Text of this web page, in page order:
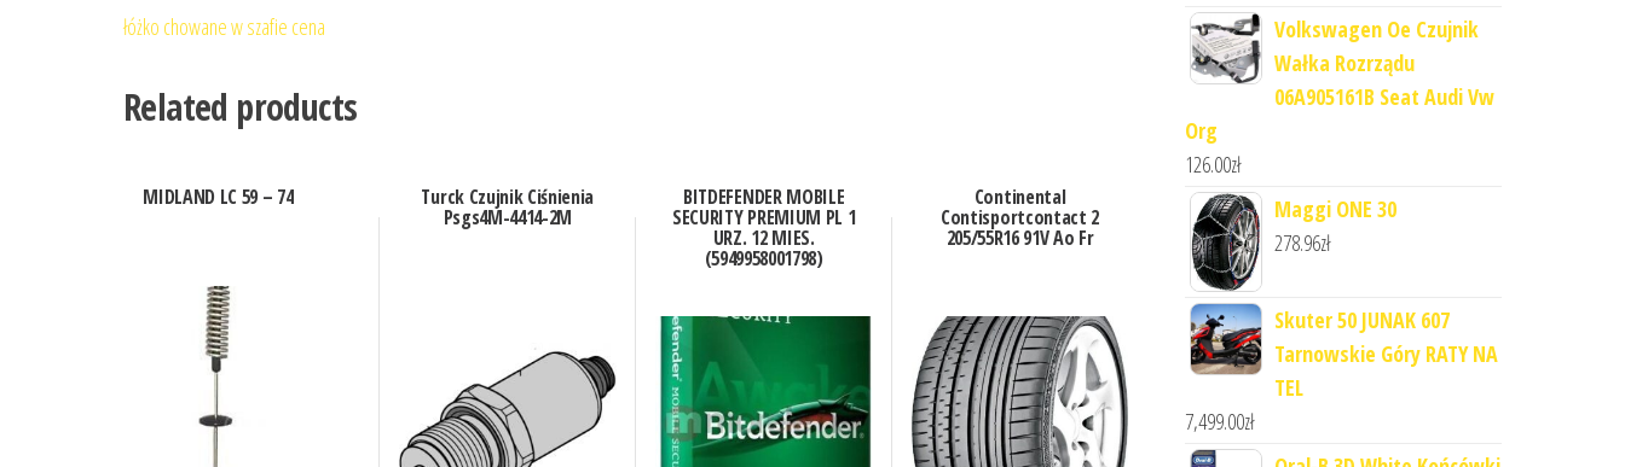
łóżko chowane w szafie cena
Related products
MIDLAND LC 59 – 74 Turck Czujnik Ciśnienia
Psgs4M-4414-2M
BITDEFENDER MOBILE
SECURITY PREMIUM PL 1
URZ. 12 MIES.
(5949958001798)
Continental
Contisportcontact 2
205/55R16 91V Ao Fr
Volkswagen Oe Czujnik
Wałka Rozrządu
06A905161B Seat Audi Vw
Org
126.00zł
Maggi ONE 30
278.96zł
Skuter 50 JUNAK 607
Tarnowskie Góry RATY NA
TEL
7,499.00zł